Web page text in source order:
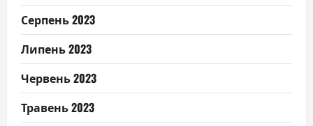
Серпень 2023
Липень 2023
Червень 2023
Травень 2023